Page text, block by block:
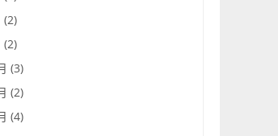
(2)
(2)
(3)
(2)
(4)